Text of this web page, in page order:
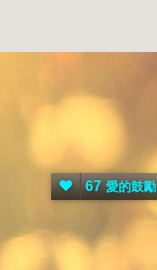
67 愛的鼓勵